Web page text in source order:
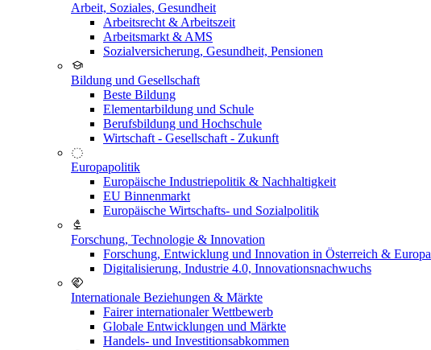
Arbeit, Soziales, Gesundheit
Arbeitsrecht & Arbeitszeit
Arbeitsmarkt & AMS
Sozialversicherung, Gesundheit, Pensionen
Bildung und Gesellschaft
Beste Bildung
Elementarbildung und Schule
Berufsbildung und Hochschule
Wirtschaft - Gesellschaft - Zukunft
Europapolitik
Europäische Industriepolitik & Nachhaltigkeit
EU Binnenmarkt
Europäische Wirtschafts- und Sozialpolitik
Forschung, Technologie & Innovation
Forschung, Entwicklung und Innovation in Österreich & Europa
Digitalisierung, Industrie 4.0, Innovationsnachwuchs
Internationale Beziehungen & Märkte
Fairer internationaler Wettbewerb
Globale Entwicklungen und Märkte
Handels- und Investitionsabkommen